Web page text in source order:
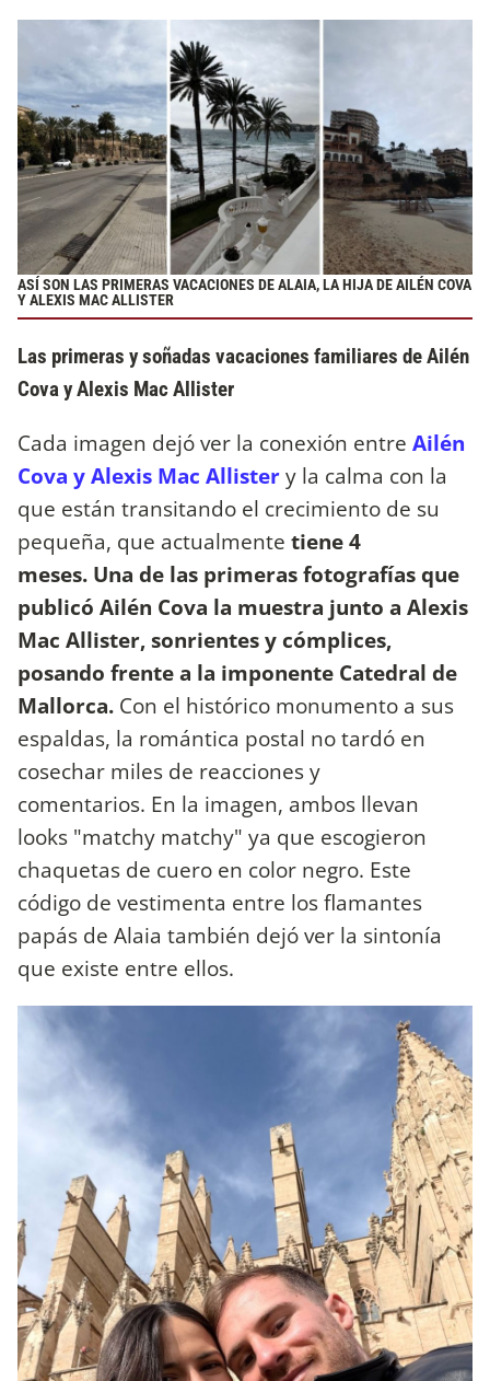
ASÍ SON LAS PRIMERAS VACACIONES DE ALAIA, LA HIJA DE AILÉN COVA
Y ALEXIS MAC ALLISTER
Las primeras y soñadas vacaciones familiares de Ailén
Cova y Alexis Mac Allister
Cada imagen dejó ver la conexión entre Ailén
Cova y Alexis Mac Allistery la calma con la
que están transitando el crecimiento de su
pequeña, que actualmente tiene 4
meses. Una de las primeras fotografías que
publicó Ailén Cova la muestra junto a Alexis
Mac Allister, sonrientes y cómplices,
posando frente a la imponente Catedral de
Mallorca. Con el histórico monumento a sus
espaldas, la romántica postal no tardó en
cosechar miles de reacciones y
comentarios. En la imagen, ambos llevan
looks "matchy matchy" ya que escogieron
chaquetas de cuero en color negro. Este
código de vestimenta entre los flamantes
papás de Alaia también dejó ver la sintonía
que existe entre ellos.